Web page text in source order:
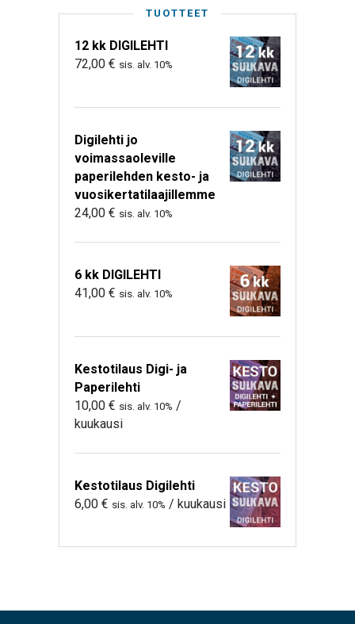
TUOTTEET
12 kk DIGILEHTI
72,00 € sis. alv. 10%
Digilehti jo
voimassaoleville
paperilehden kesto- ja
vuosikertatilaajillemme
24,00 € sis. alv. 10%
6 kk DIGILEHTI
41,00 € sis. alv. 10%
Kestotilaus Digi- ja
Paperilehti
10,00 € sis. alv. 10% /
kuukausi
Kestotilaus Digilehti
6,00 € sis. alv. 10% / kuukausi